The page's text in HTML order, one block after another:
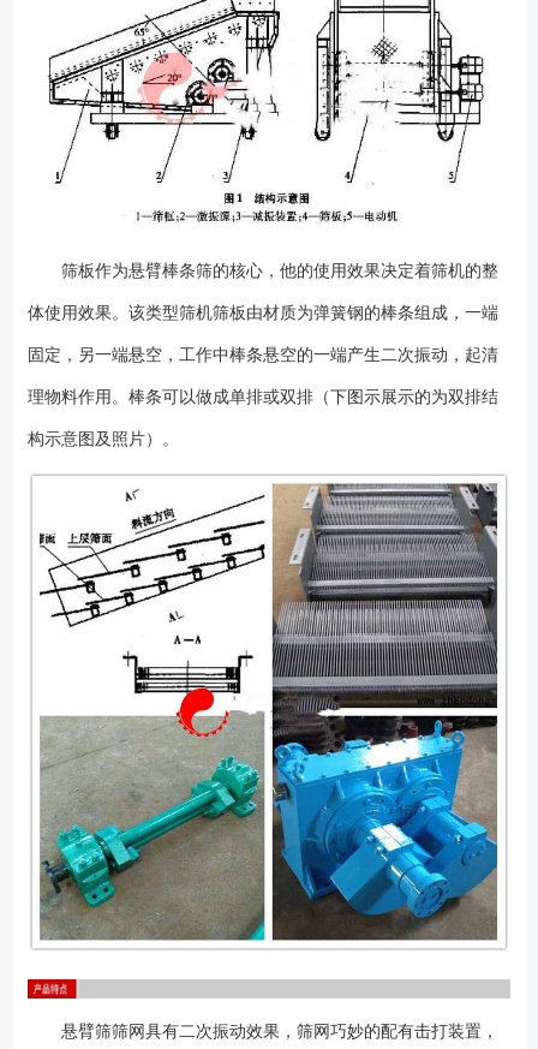
了检查并且紧固正确。 参考安装图，检查筛板静态倾斜度（要求水平
面处于5毫米范围内）。利用垫片垫在弹簧底板下面进行调平。 安装振
动电机时请务必核对以下安装条件 ●振动电机环境温度的正常值，按一
般规定，是从-15℃至+40℃。如有超出范围请再签订协议时注明。 ●
如果电动机安装在通风很差的室内，该室内的环境温度会高于规定的温度
界限。要采取措施保证室内的充分通风。 ●如果环境空气中含有灰尘，
则会遇到下列问题，机体上聚集的很厚灰尘将减低冷却效果，引起过
热。 ●安装位置应无有害气体或蒸汽（例如易燃气体）。如果安装位置
检查各接头，保证其连接紧密，绝缘良好，引线连接位置正确并具有足够
间距。 ●验证电动机机体和终端箱接地正确。 启动 ●当***次启
好，无噪音，旋转方向正确。 ●检查供电电压等于电动机的额定电压。
供电电压的容许偏差是额定电压的+10%（当处于额定频率时）。超过偏差
处于额定电压时）。在电压和频率两者都有偏差情况下，总的容许限值是
10%，**值或双偏差的和数，以百分率计算。 ●振动电机能够连续地二
次起动，在正常负载条件下，电机开始处于正常工作温度。在电动机断电
30分钟的冷却期限之后，它能够第三次起动。 ●如果驱动设备具有较
大的惯性以致于延长了起动时间（起动时间异常地长久），或者，不能顺
利地完成起动，在起动时产生异常噪声，则要与本公司取得联系。 ●可
采用手感方式或采用振幅牌来检查振动幅度。 ●注意任何部件的松动情
况，当振动筛的螺栓松动或其它部件松动时，不得进行操作，否则， 振动
筛结构将会发生严重损坏。在调整松动部件之前，要根据现场安全规程，
断开振动筛电源并使振动筛停机。 ●在设备*初运行50小时之后和此后
每隔150小时运行之后，或按照本说明书的维护部分中的规定，检查所有
螺栓的紧固性。 ●在设备*初连续运行的50小时期间，要经常地检查振
动电机的工作温度，以便保证正确地选择适合于工作温度的润滑油。 ●
振动电机达到其稳定的工作温度大约需连续运行2小时以上。 ●只有在
断开筛子驱动装置和进料系统的电源之后，才可维修或清洁设备。切勿爬
上正在运行的筛子。 ●要遵循执行筛子的每日例行检查和每隔150小时
运行的系统检查。 ●振动电机的维护细节请参照振动电机使用说明
紧固性。对于某些筛板结构，需要更经常的检查。 ●振动设备上紧固振
筛板作为悬臂棒条筛的核心，他的使用效果决定着筛机的整
体使用效果。该类型筛机筛板由材质为弹簧钢的棒条组成，一端
固定，另一端悬空，工作中棒条悬空的一端产生二次振动，起清
理物料作用。棒条可以做成单排或双排（下图示展示的为双排结
构示意图及照片）。
悬臂筛筛网具有二次振动效果，筛网巧妙的配有击打装置，